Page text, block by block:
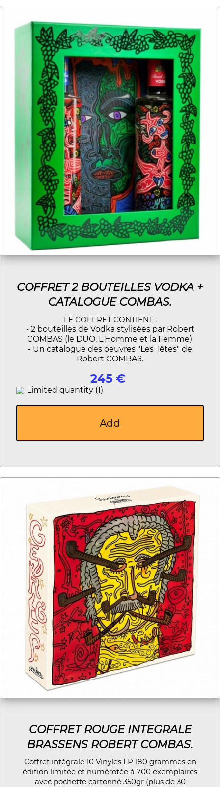
COFFRET 2 BOUTEILLES VODKA +
CATALOGUE COMBAS.
LE COFFRET CONTIENT :
- 2 bouteilles de Vodka stylisées par Robert
COMBAS (le DUO, L'Homme et la Femme).
- Un catalogue des oeuvres "Les Têtes" de
Robert COMBAS.
245 €
Limited quantity (1)
Add
COFFRET ROUGE INTEGRALE
BRASSENS ROBERT COMBAS.
Coffret intégrale 10 Vinyles LP 180 grammes en
édition limitée et numérotée à 700 exemplaires
avec pochette cartonné 350gr (plus de 30